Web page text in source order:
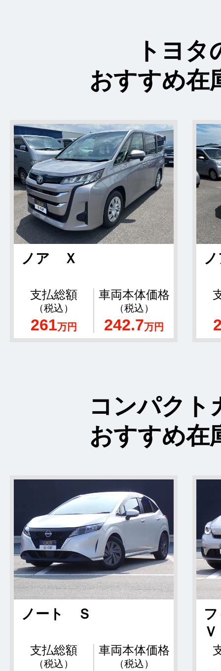
トヨタ
おすすめ在
ノア Ｘ
支払総額
（税込）
261万円
車両本体価格
（税込）
242.7万円
コンパクト
おすすめ在
ノート Ｓ
支払総額
（税込）
車両本体価格
（税込）